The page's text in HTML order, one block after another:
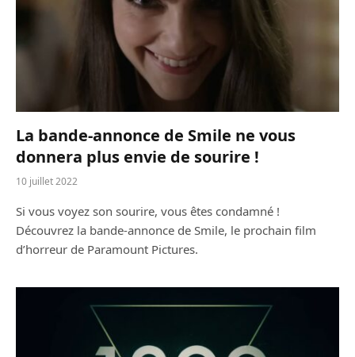
La bande-annonce de Smile ne vous
donnera plus envie de sourire !
10 juillet 2022
Si vous voyez son sourire, vous êtes condamné !
Découvrez la bande-annonce de Smile, le prochain film
d’horreur de Paramount Pictures.